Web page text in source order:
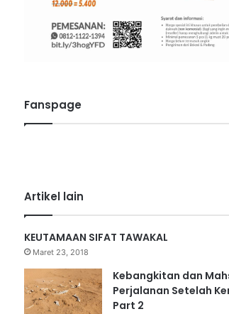
Fanspage
Artikel lain
KEUTAMAAN SIFAT TAWAKAL
Maret 23, 2018
Kebangkitan dan
Perjalanan Setelah
Part 2